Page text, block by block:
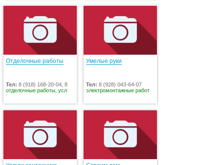
Отделочные работы
Тел: 8 (918) 168-20-04, 8
отделочные работы, усл
Умелые руки
Тел: 8 (928) 043-64-07
электромонтажные работ